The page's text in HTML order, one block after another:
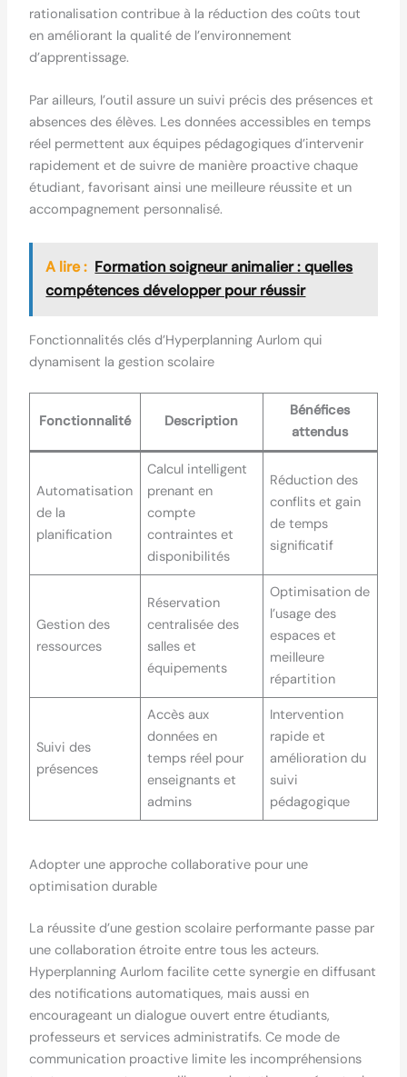
rationalisation contribue à la réduction des coûts tout
en améliorant la qualité de l’environnement
d’apprentissage.
Par ailleurs, l’outil assure un suivi précis des présences et
absences des élèves. Les données accessibles en temps
réel permettent aux équipes pédagogiques d’intervenir
rapidement et de suivre de manière proactive chaque
étudiant, favorisant ainsi une meilleure réussite et un
accompagnement personnalisé.
A lire : Formation soigneur animalier : quelles
compétences développer pour réussir
Fonctionnalités clés d’Hyperplanning Aurlom qui
dynamisent la gestion scolaire
Fonctionnalité Description
Bénéfices
attendus
Automatisation
de la
planification
Calcul intelligent
prenant en
compte
contraintes et
disponibilités
Réduction des
conflits et gain
de temps
significatif
Gestion des
ressources
Réservation
centralisée des
salles et
équipements
Optimisation de
l’usage des
espaces et
meilleure
répartition
Suivi des
présences
Accès aux
données en
temps réel pour
enseignants et
admins
Intervention
rapide et
amélioration du
suivi
pédagogique
Adopter une approche collaborative pour une
optimisation durable
La réussite d’une gestion scolaire performante passe par
une collaboration étroite entre tous les acteurs.
Hyperplanning Aurlom facilite cette synergie en diffusant
des notifications automatiques, mais aussi en
encourageant un dialogue ouvert entre étudiants,
professeurs et services administratifs. Ce mode de
communication proactive limite les incompréhensions